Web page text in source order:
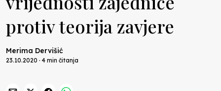
protiv teorija zavjere
Merima Dervišić
23.10.2020 · 4 min čitanja